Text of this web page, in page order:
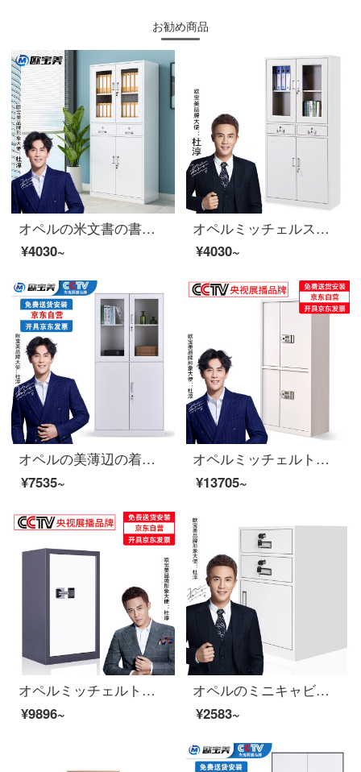
お勧め商品
オペルの米文書の書類の執務する証明の箱の鉄の皮の鋼の事務室の財務室の鉄の箱
¥4030~
オペルミッチェルスチール製のスチール製のスチール製の資料ファイル棚の中の二斗棚H 1800*W 850*D 390
¥4030~
オペルの美薄辺の着脱チェスト資料棚の書類棚の鋼製の鉄の皮の戸棚などのチェイスト
¥7535~
オペルミッチェルトパスワードキャビネット大型電子チェースト引出しコード付きロック
¥13705~
オペルミッチェルト金庫のチェイスト資料守秘キャビネットの灰白色
¥9896~
オペルのミニキャビネットのファイルキャビネットのチェイトテーブルの下にあるイベントキャビネットのスチール制ナイトの二斗一门
¥2583~